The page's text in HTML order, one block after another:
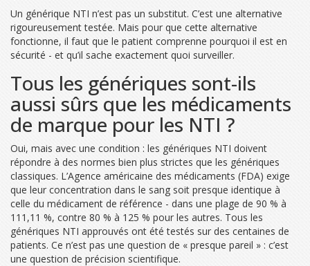
Un générique NTI n’est pas un substitut. C’est une alternative
rigoureusement testée. Mais pour que cette alternative
fonctionne, il faut que le patient comprenne pourquoi il est en
sécurité - et qu’il sache exactement quoi surveiller.
Tous les génériques sont-ils
aussi sûrs que les médicaments
de marque pour les NTI ?
Oui, mais avec une condition : les génériques NTI doivent
répondre à des normes bien plus strictes que les génériques
classiques. L’Agence américaine des médicaments (FDA) exige
que leur concentration dans le sang soit presque identique à
celle du médicament de référence - dans une plage de 90 % à
111,11 %, contre 80 % à 125 % pour les autres. Tous les
génériques NTI approuvés ont été testés sur des centaines de
patients. Ce n’est pas une question de « presque pareil » : c’est
une question de précision scientifique.